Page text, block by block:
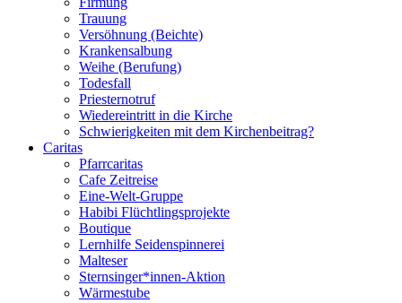
Trauung
Versöhnung (Beichte)
Krankensalbung
Weihe (Berufung)
Todesfall
Priesternotruf
Wiedereintritt in die Kirche
Schwierigkeiten mit dem Kirchenbeitrag?
Caritas
Pfarrcaritas
Cafe Zeitreise
Eine-Welt-Gruppe
Habibi Flüchtlingsprojekte
Boutique
Lernhilfe Seidenspinnerei
Malteser
Sternsinger*innen-Aktion
Wärmestube